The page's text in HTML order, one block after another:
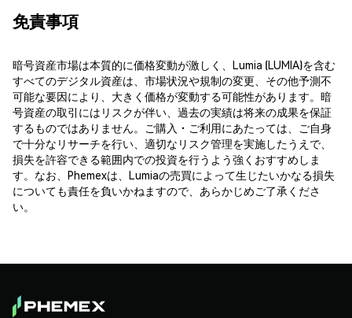
免責事項
暗号資産市場は本質的に価格変動が激しく、Lumia (LUMIA)を含む
すべてのデジタル資産は、市場状況や規制の変更、その他予測不
可能な要因により、大きく価格が変動する可能性があります。暗
号資産の取引にはリスクが伴い、過去の実績は将来の成果を保証
するものではありません。ご購入・ご利用にあたっては、ご自身
で十分なリサーチを行い、適切なリスク管理を実施したうえで、
損失を許容できる範囲内での投資を行うよう強くおすすめしま
す。なお、Phemexは、Lumiaの売買によって生じたいかなる損失
についても責任を負いかねますので、あらかじめご了承くださ
い。